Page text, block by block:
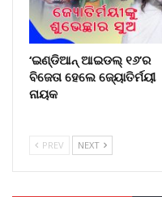
‘ଇଣ୍ଡିଆନ୍ ଆଇଡଲ୍ ୧୬’ର
ବିଜେତା ହେଲେ ଜ୍ୟୋତିର୍ମୟୀ
ନାୟକ
PREV NEXT